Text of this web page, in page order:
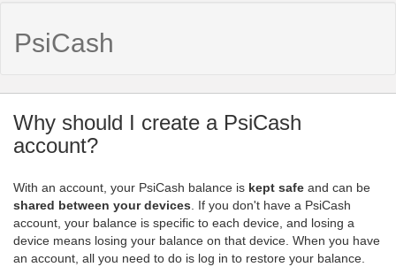
PsiCash
Why should I create a PsiCash
account?
With an account, your PsiCash balance is kept safe and can be
shared between your devices. If you don't have a PsiCash
account, your balance is specific to each device, and losing a
device means losing your balance on that device. When you have
an account, all you need to do is log in to restore your balance.